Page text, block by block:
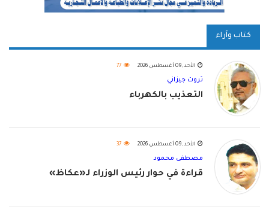
كتاب وآراء
الأحد, 09 أغسطس 2026 77
ثروت جيزاني
التعذيب بالكهرباء
الأحد, 09 أغسطس 2026 37
مصطفى محمود
قراءة في حوار رئيس الوزراء لـ«عكاظ»